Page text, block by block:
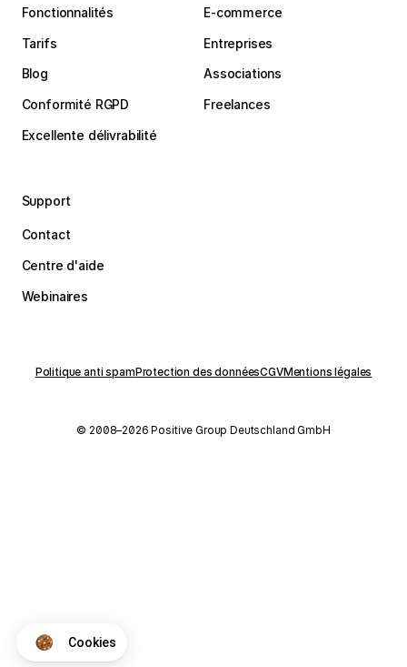
Cookies
Fonctionnalités
Tarifs
Blog
Conformité RGPD
Excellente délivrabilité
E-commerce
Entreprises
Associations
Freelances
Support
Contact
Centre d'aide
Webinaires
Politique anti spam Protection des donnéesCGVMentions légales
© 2008–2026 Positive Group Deutschland GmbH